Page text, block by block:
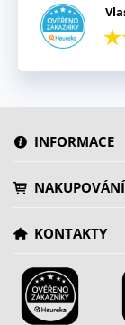
INFORMACE
NAKUPOVÁNÍ
KONTAKTY